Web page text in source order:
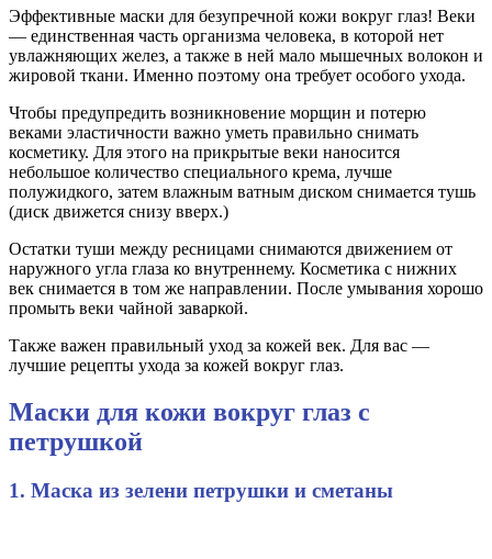
Эффективные маски для безупречной кожи вокруг глаз! Веки
— единственная часть организма человека, в которой нет
увлажняющих желез, а также в ней мало мышечных волокон и
жировой ткани. Именно поэтому она требует особого ухода.
Чтобы предупредить возникновение морщин и потерю
веками эластичности важно уметь правильно снимать
косметику. Для этого на прикрытые веки наносится
небольшое количество специального крема, лучше
полужидкого, затем влажным ватным диском снимается тушь
(диск движется снизу вверх.)
Остатки туши между ресницами снимаются движением от
наружного угла глаза ко внутреннему. Косметика с нижних
век снимается в том же направлении. После умывания хорошо
промыть веки чайной заваркой.
Также важен правильный уход за кожей век. Для вас —
лучшие рецепты ухода за кожей вокруг глаз.
Маски для кожи вокруг глаз с
петрушкой
1. Маска из зелени петрушки и сметаны